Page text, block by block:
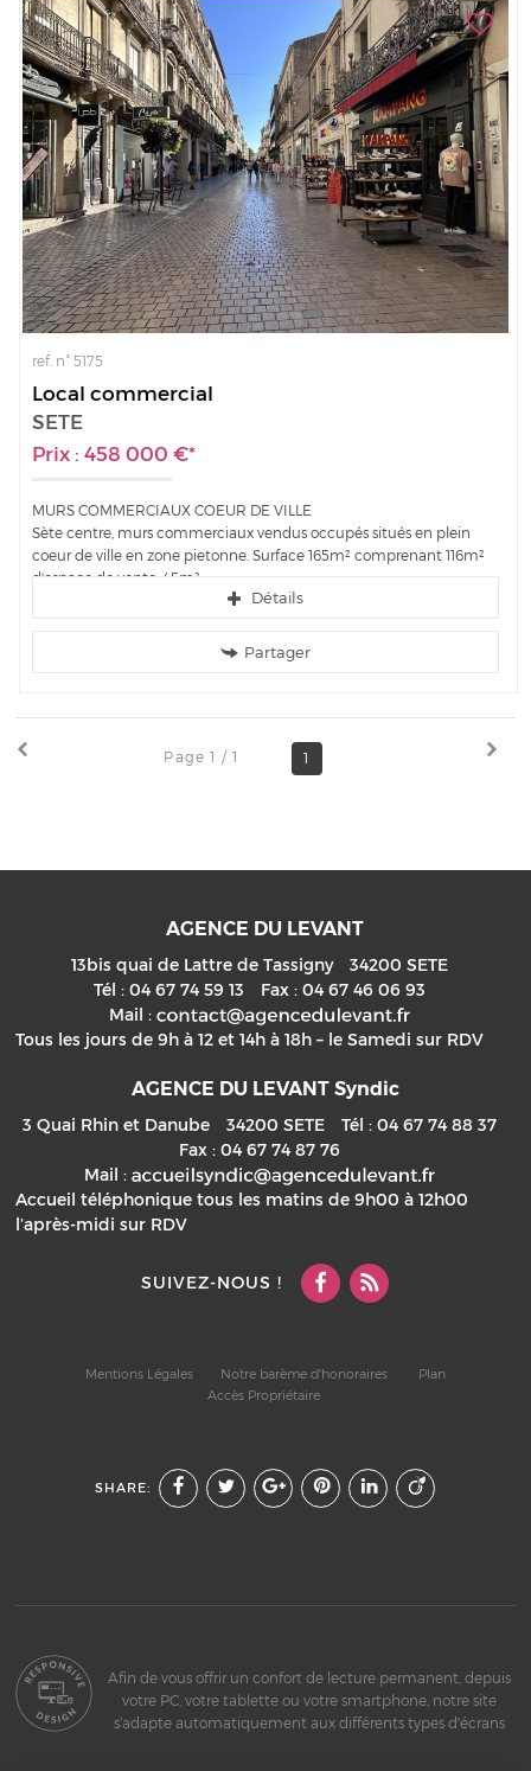
ref. n° 5175
Local commercial
SETE
Prix : 458 000 €*
MURS COMMERCIAUX COEUR DE VILLE
Sète centre, murs commerciaux vendus occupés situés en plein
coeur de ville en zone pietonne. Surface 165m² comprenant 116m²
d'espace de vente, 45m²...
Détails
Partager
Page 1 / 1 1
AGENCE DU LEVANT
13bis quai de Lattre de Tassigny 34200 SETE
Tél : 04 67 74 59 13 Fax : 04 67 46 06 93
Mail :
Tous les jours de 9h à 12 et 14h à 18h – le Samedi sur RDV
AGENCE DU LEVANT Syndic
3 Quai Rhin et Danube 34200 SETE Tél : 04 67 74 88 37
Fax : 04 67 74 87 76
Mail :
Accueil téléphonique tous les matins de 9h00 à 12h00
l’après-midi sur RDV
SUIVEZ-NOUS !
Mentions Légales Notre barème d'honoraires
Plan
Accès Propriétaire
SHARE:
Afin de vous offrir un confort de lecture permanent, depuis
votre PC, votre tablette ou votre smartphone, notre site
s’adapte automatiquement aux différents types d'écrans